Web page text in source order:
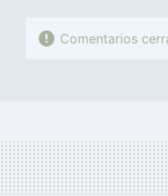
Comentarios